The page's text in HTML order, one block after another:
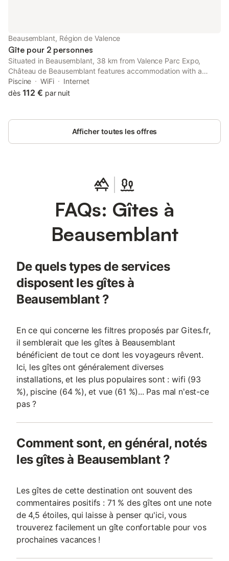
les transports en commun sont à 3 km. Des jeux de société et
des puzzles sont également mis à disposition.
Beausemblant, Région de Valence
Gîte pour 2 personnes
Situated in Beausemblant, 38 km from Valence Parc Expo,
Château de Beausemblant features accommodation with a
seasonal outdoor swimming pool, free private parking, a garden
and a terrace.
Piscine WiFi
Internet
dès 112 € par nuit
Afficher toutes les offres
FAQs: Gîtes à
Beausemblant
De quels types de services
disposent les gîtes à
Beausemblant ?
En ce qui concerne les filtres proposés par Gites.fr,
il semblerait que les gîtes à Beausemblant
bénéficient de tout ce dont les voyageurs rêvent.
Ici, les gîtes ont généralement diverses
installations, et les plus populaires sont : wifi (93
%), piscine (64 %), et vue (61 %)... Pas mal n'est-ce
pas ?
Comment sont, en général, notés
les gîtes à Beausemblant ?
Les gîtes de cette destination ont souvent des
commentaires positifs : 71 % des gîtes ont une note
de 4,5 étoiles, qui laisse à penser qu'ici, vous
trouverez facilement un gîte confortable pour vos
prochaines vacances !